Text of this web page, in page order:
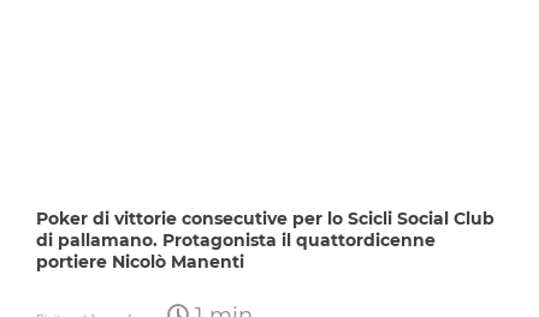
Poker di vittorie consecutive per lo Scicli Social Club
di pallamano. Protagonista il quattordicenne
portiere Nicolò Manenti